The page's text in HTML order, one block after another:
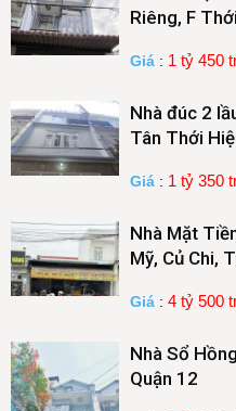
Riêng, F
Giá : 1 tỷ 450
Nhà đúc 2
Tân Thới
Giá : 1 tỷ 350
Nhà Mặt
Mỹ, Củ Chi,
Giá : 4 tỷ 500
Nhà Sổ
Quận 12